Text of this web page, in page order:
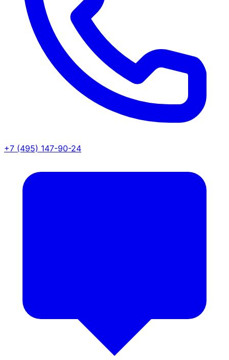
+7 (495) 147-90-24